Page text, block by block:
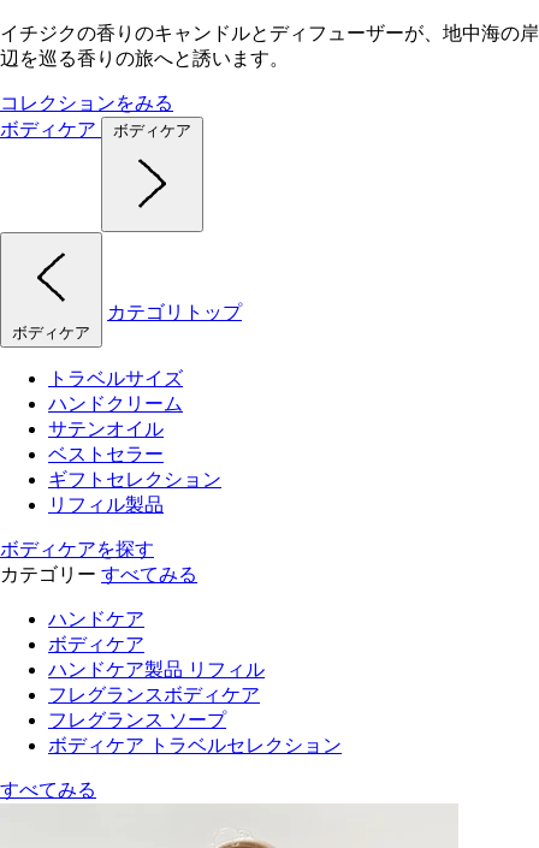
イチジクの香りのキャンドルとディフューザーが、地中海の岸
辺を巡る香りの旅へと誘います。
コレクションをみる
ボディケア
ボディケア
ボディケア
カテゴリトップ
トラベルサイズ
ハンドクリーム
サテンオイル
ベストセラー
ギフトセレクション
リフィル製品
ボディケアを探す
カテゴリー すべてみる
ハンドケア
ボディケア
ハンドケア製品 リフィル
フレグランスボディケア
フレグランス ソープ
ボディケア トラベルセレクション
すべてみる